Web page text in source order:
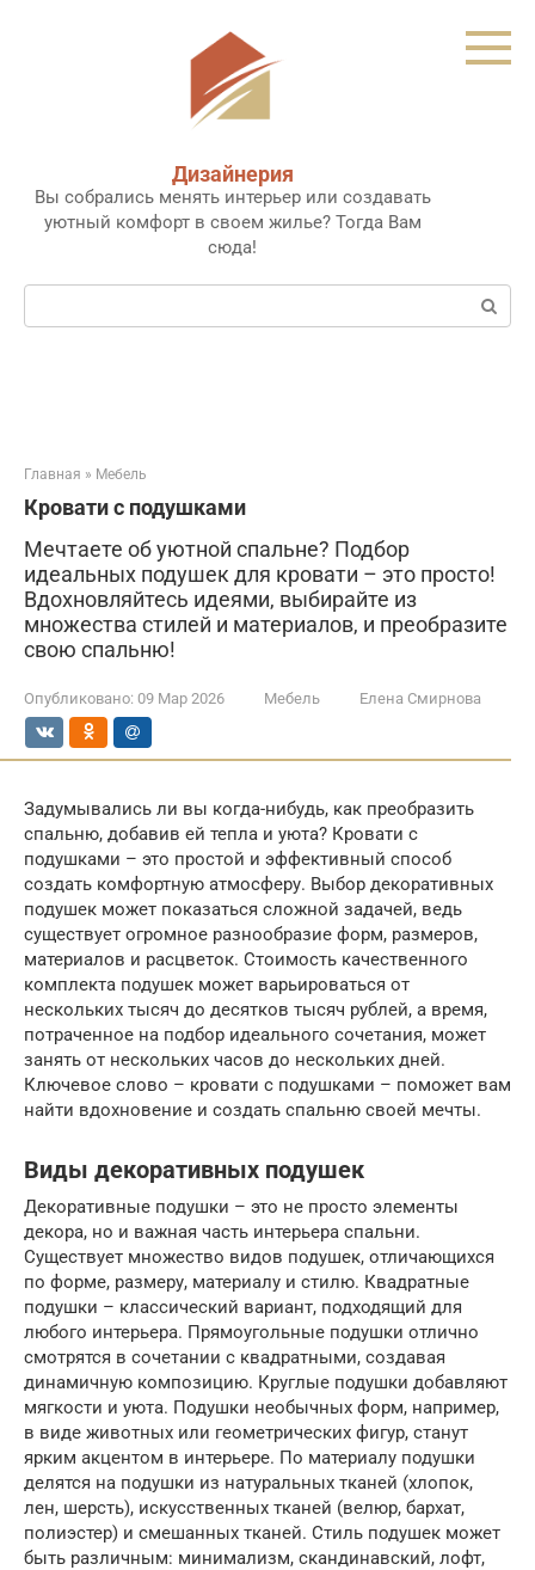
Дизайнерия
Вы собрались менять интерьер или создавать
уютный комфорт в своем жилье? Тогда Вам
сюда!
Поиск:
Главная » Мебель
Кровати с подушками
Мечтаете об уютной спальне? Подбор
идеальных подушек для кровати – это просто!
Вдохновляйтесь идеями, выбирайте из
множества стилей и материалов, и преобразите
свою спальню!
Опубликовано: 09 Мар 2026 Мебель Елена Смирнова
Задумывались ли вы когда-нибудь, как преобразить
спальню, добавив ей тепла и уюта? Кровати с
подушками – это простой и эффективный способ
создать комфортную атмосферу. Выбор декоративных
подушек может показаться сложной задачей, ведь
существует огромное разнообразие форм, размеров,
материалов и расцветок. Стоимость качественного
комплекта подушек может варьироваться от
нескольких тысяч до десятков тысяч рублей, а время,
потраченное на подбор идеального сочетания, может
занять от нескольких часов до нескольких дней.
Ключевое слово – кровати с подушками – поможет вам
найти вдохновение и создать спальню своей мечты.
Виды декоративных подушек
Декоративные подушки – это не просто элементы
декора, но и важная часть интерьера спальни.
Существует множество видов подушек, отличающихся
по форме, размеру, материалу и стилю. Квадратные
подушки – классический вариант, подходящий для
любого интерьера. Прямоугольные подушки отлично
смотрятся в сочетании с квадратными, создавая
динамичную композицию. Круглые подушки добавляют
мягкости и уюта. Подушки необычных форм, например,
в виде животных или геометрических фигур, станут
ярким акцентом в интерьере. По материалу подушки
делятся на подушки из натуральных тканей (хлопок,
лен, шерсть), искусственных тканей (велюр, бархат,
полиэстер) и смешанных тканей. Стиль подушек может
быть различным: минимализм, скандинавский, лофт,